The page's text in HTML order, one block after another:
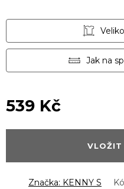
Jak na
539 Kč
cena:
VLOŽIT
Značka: KENNY S